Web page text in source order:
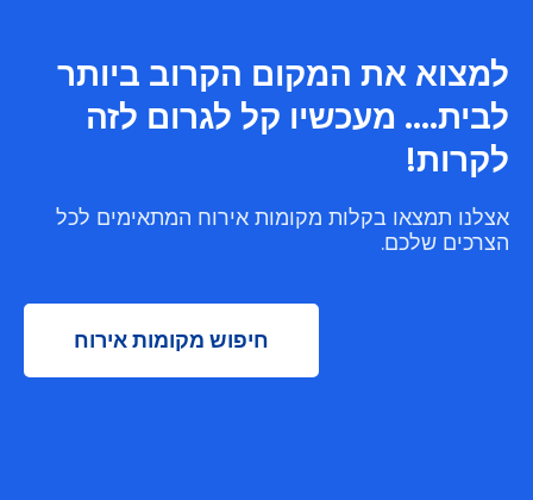
למצוא את המקום הקרוב ביותר
לבית.... מעכשיו קל לגרום לזה
לקרות!
אצלנו תמצאו בקלות מקומות אירוח המתאימים לכל
הצרכים שלכם.
חיפוש מקומות אירוח